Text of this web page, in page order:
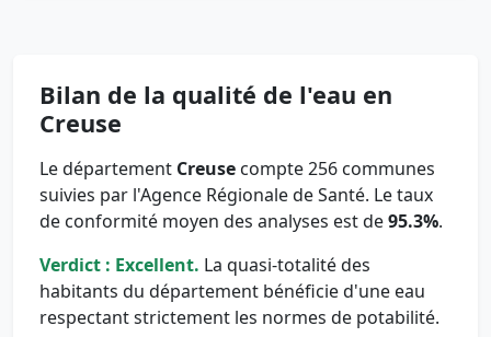
Bilan de la qualité de l'eau en
Creuse
Le département Creuse compte 256 communes
suivies par l'Agence Régionale de Santé. Le taux
de conformité moyen des analyses est de95.3%.
Verdict : Excellent. La quasi-totalité des
habitants du département bénéficie d'une eau
respectant strictement les normes de potabilité.